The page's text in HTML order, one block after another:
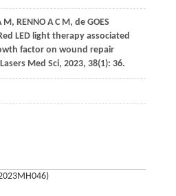
M, RENNO A C M, de GOES
LED light therapy associated
factor on wound repair
Med Sci, 2023, 38(1): 36.